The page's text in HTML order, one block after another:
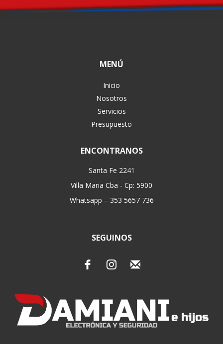
MENÚ
Inicio
Nosotros
Servicios
Presupuesto
ENCONTRANOS
Santa Fe 2241
Villa Maria Cba - Cp: 5900
Whatsapp – 353 5657 736
SEGUINOS